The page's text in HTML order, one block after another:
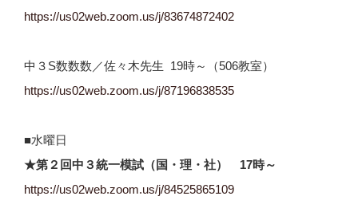
https://us02web.zoom.us/j/83674872402
中３S数数数／佐々木先生 19時～（506教室）
https://us02web.zoom.us/j/87196838535
■水曜日
★第２回中３統一模試（国・理・社） 17時～
https://us02web.zoom.us/j/84525865109